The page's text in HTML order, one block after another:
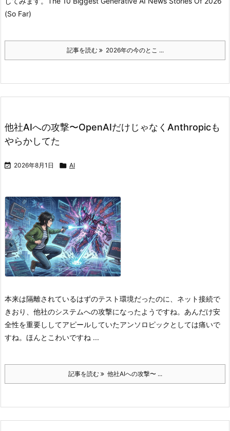
(So Far)
記事を読む 2026年の今のとこ ...
他社AIへの攻撃〜OpenAIだけじゃなくAnthropicも
やらかしてた
 2026年8月1日  AI
本来は隔離されているはずの‌テスト環境だったのに、ネット接続で
きおり、他社のシステムへの攻撃になったようですね。 あんだけ安
全性を重要ししてアピールしていたアンソロピックとしては痛いで
すね。 ほんとこわいですね ...
記事を読む 他社AIへの攻撃〜 ...